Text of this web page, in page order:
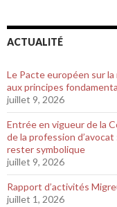
ACTUALITÉ
Le Pacte européen sur
aux principes
juillet 9, 2026
Entrée en vigueur de la
de la profession
rester symbolique
juillet 9, 2026
Rapport d’activités
juillet 1, 2026